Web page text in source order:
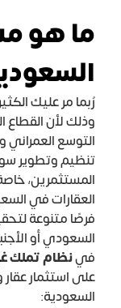
ما هو
رُبما مر عليك
وذلك لأن القطاع
التوسع
تنظيم وتطوير
العقارات في
فرصًا متنوعة
السعودي أو
فينظام تملك
على استثمار
السعودية: